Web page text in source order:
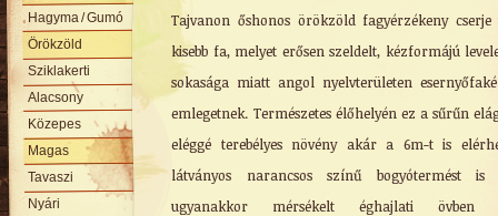
Tajvanon őshonos örökzöld fagyérzékeny cserje
kisebb fa, melyet erősen szeldelt, kézformájú
sokasága miatt angol nyelvterületen
emlegetnek. Természetes élőhelyén ez a sűrűn
eléggé terebélyes növény akár a 6m-t is
látványos narancsos színű bogyótermést is
ugyanakkor mérsékelt éghajlati övben
Hagyma/ Gumó
Örökzöld
Sziklakerti
Alacsony
Közepes
Magas
Tavaszi
Nyári